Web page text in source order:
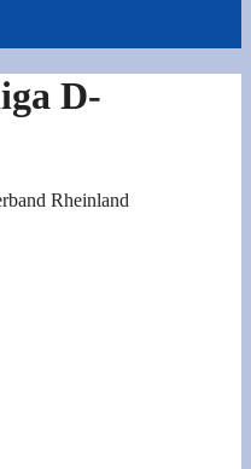
D-
Rheinland